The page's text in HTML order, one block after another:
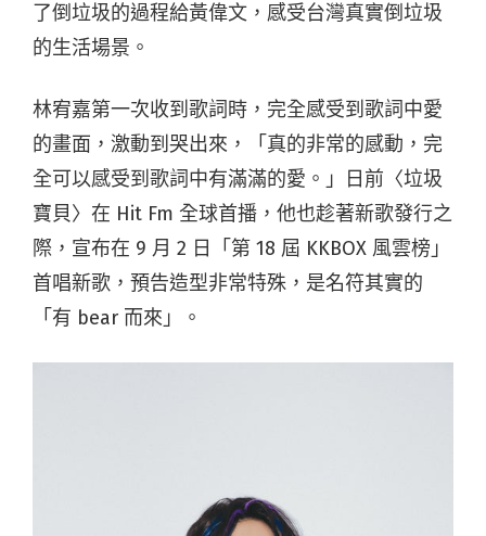
了倒垃圾的過程給黃偉文，感受台灣真實倒垃圾
的生活場景。
林宥嘉第一次收到歌詞時，完全感受到歌詞中愛
的畫面，激動到哭出來，「真的非常的感動，完
全可以感受到歌詞中有滿滿的愛。」日前〈垃圾
寶貝〉在 Hit Fm 全球首播，他也趁著新歌發行之
際，宣布在 9 月 2 日「第 18 屆 KKBOX 風雲榜」
首唱新歌，預告造型非常特殊，是名符其實的
「有 bear 而來」。